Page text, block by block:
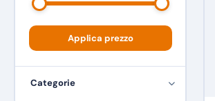
Applica prezzo
Categorie